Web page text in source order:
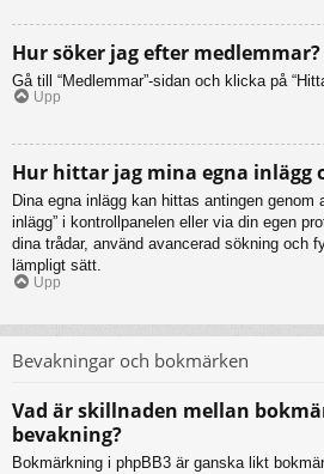
Hur söker jag efter medlemmar?
Gå till “Medlemmar”-sidan och klicka på
Upp
Hur hittar jag mina egna inlägg
Dina egna inlägg kan hittas antingen genom
inlägg” i kontrollpanelen eller via din egen
dina trådar, använd avancerad sökning och
lämpligt sätt.
Upp
Bevakningar och bokmärken
Vad är skillnaden mellan
bevakning?
Bokmärkning i phpBB3 är ganska likt